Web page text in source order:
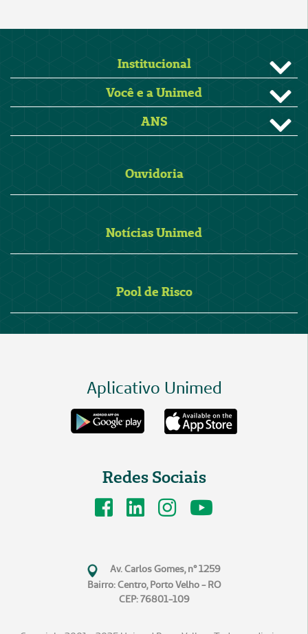
Institucional
Você e a Unimed
ANS
Ouvidoria
Notícias Unimed
Pool de Risco
Aplicativo Unimed
Redes Sociais
Av. Carlos Gomes, n° 1259
Bairro: Centro, Porto Velho - RO
CEP: 76801-109